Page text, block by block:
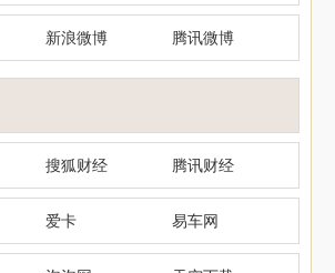
新浪微博 腾讯微博
搜狐财经 腾讯财经
爱卡 易车网